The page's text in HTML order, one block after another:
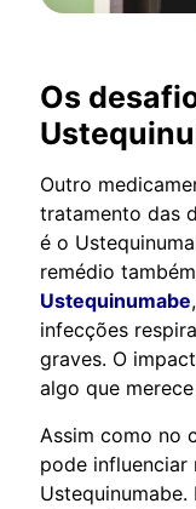
Os
Outro
tratamento das
é o
remédio
Ustequinumabe
infecções
graves. O
algo que
Assim como no
pode influenciar